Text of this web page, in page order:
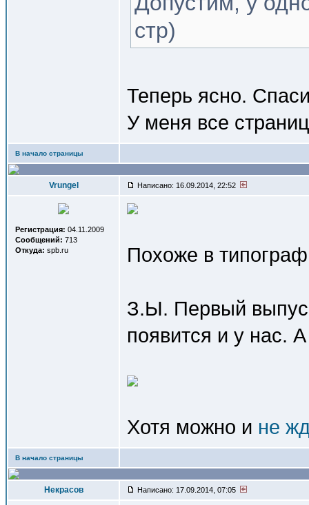
стр)
Теперь ясно.
У меня все
В начало страницы
Vrungel Написано: 16.09.2014, 22:52
Регистрация: 04.11.2009
Сообщений: 713
Откуда: spb.ru Похоже в
З.Ы. Первый
появится и у нас.
Хотя можно и не
В начало страницы
Некрасов Написано: 17.09.2014, 07:05